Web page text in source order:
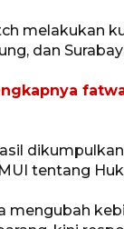
melakukan
dan
tentang
mengubah